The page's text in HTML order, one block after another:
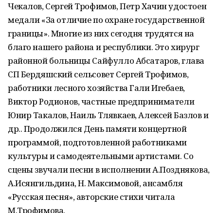
Чекалов, Сергей Трофимов, Петр Хачин удостоен
медали «За отличие по охране государственной
границы». Многие из них сегодня трудятся на
благо нашего района и республики. Это хирург
районной больницы Сайфулло Абсатаров, глава
СП Бердяшский сельсовет Сергей Трофимов,
работники лесного хозяйства Гали Игебаев,
Виктор Родионов, частные предприниматели
Юнир Такалов, Наиль Тлявкаев, Алексей Базлов и
др.. Продолжился День памяти концертной
программой, подготовленной работниками
культуры и самодеятельными артистами. Со
сцены звучали песни в исполнении А.Позднякова,
А.Исянгильдина, Н. Максимовой, ансамбля
«Русская песня», авторские стихи читала
М.Трофимова.